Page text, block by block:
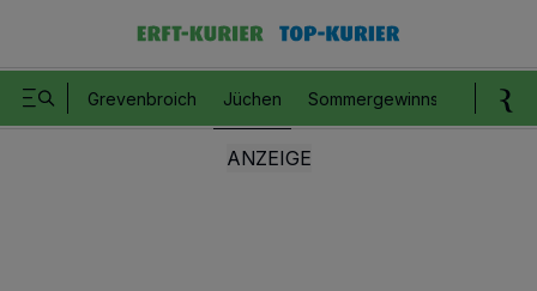
Grevenbroich Jüchen Sommergewinnspiel